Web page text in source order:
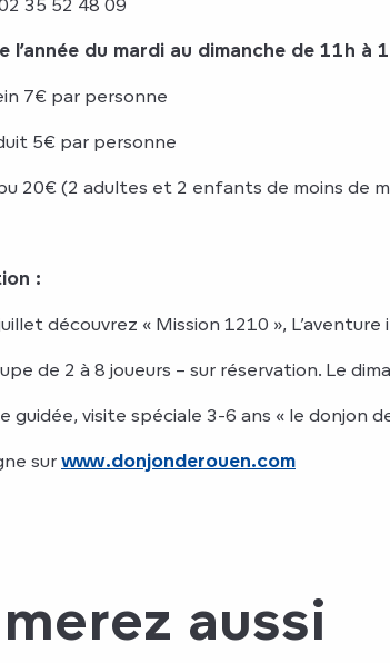
35 52 48 09
l’année du mardi au dimanche de 11h à
7€ par personne
5€ par personne
(2 adultes et 2 enfants de moins de
:
découvrez « Mission 1210 », L’aventure
de 2 à 8 joueurs – sur réservation. Le
guidée, visite spéciale 3-6 ans « le donjon
sur www.donjonderouen.com
aussi